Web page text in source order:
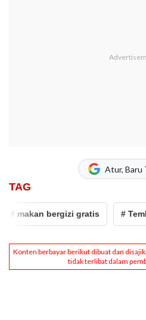
Atur, Baru
TAG
bergizi gratis #